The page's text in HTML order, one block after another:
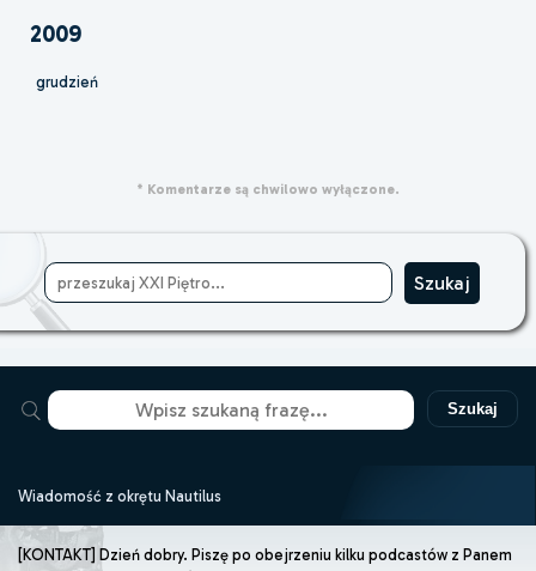
2009
grudzień
* Komentarze są chwilowo wyłączone.
Szukaj
Wiadomość z okrętu Nautilus
[KONTAKT] Dzień dobry. Piszę po obejrzeniu kilku podcastów z Panem